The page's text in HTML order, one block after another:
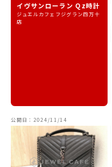
イヴサンローラン Qz時計
ジュエルカフェフジグラン四万十
店
公開日：2024/11/14